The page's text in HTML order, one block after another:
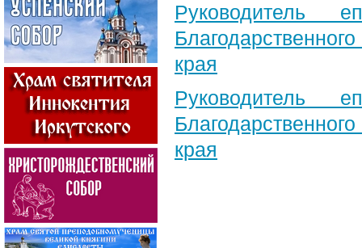
Руководитель
края
Руководитель
края